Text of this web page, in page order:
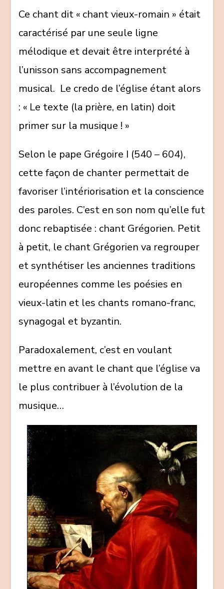
Ce chant dit « chant vieux-romain » était
caractérisé par une seule ligne
mélodique et devait être interprété à
l’unisson sans accompagnement
musical. Le credo de l’église étant alors
: « Le texte (la prière, en latin) doit
primer sur la musique ! »
Selon le pape Grégoire I (540 – 604),
cette façon de chanter permettait de
favoriser l’intériorisation et la conscience
des paroles. C’est en son nom qu’elle fut
donc rebaptisée : chant Grégorien. Petit
à petit, le chant Grégorien va regrouper
et synthétiser les anciennes traditions
européennes comme les poésies en
vieux-latin et les chants romano-franc,
synagogal et byzantin.
Paradoxalement, c’est en voulant
mettre en avant le chant que l’église va
le plus contribuer à l’évolution de la
musique…